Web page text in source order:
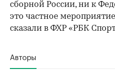
сборной России, ни к
это частное
сказали в ФХР «РБК
Авторы